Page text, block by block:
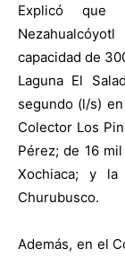
Explicó que
capacidad de
Laguna El
segundo (l/s)
Colector Los
Pérez; de 16
Xochiaca; y
Churubusco.
Además, en el